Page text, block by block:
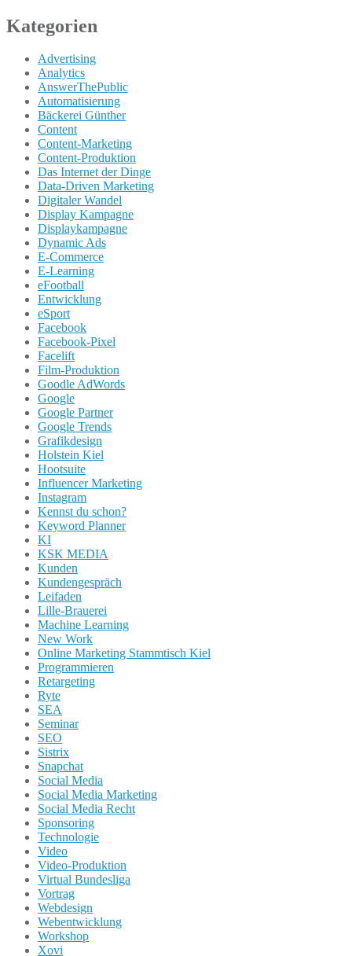
Kategorien
Advertising
Analytics
AnswerThePublic
Automatisierung
Bäckerei Günther
Content
Content-Marketing
Content-Produktion
Das Internet der Dinge
Data-Driven Marketing
Digitaler Wandel
Display Kampagne
Displaykampagne
Dynamic Ads
E-Commerce
E-Learning
eFootball
Entwicklung
eSport
Facebook
Facebook-Pixel
Facelift
Film-Produktion
Goodle AdWords
Google
Google Partner
Google Trends
Grafikdesign
Holstein Kiel
Hootsuite
Influencer Marketing
Instagram
Kennst du schon?
Keyword Planner
KI
KSK MEDIA
Kunden
Kundengespräch
Leifaden
Lille-Brauerei
Machine Learning
New Work
Online Marketing Stammtisch Kiel
Programmieren
Retargeting
Ryte
SEA
Seminar
SEO
Sistrix
Snapchat
Social Media
Social Media Marketing
Social Media Recht
Sponsoring
Technologie
Video
Video-Produktion
Virtual Bundesliga
Vortrag
Webdesign
Webentwicklung
Workshop
Xovi